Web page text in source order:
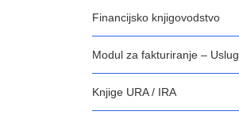
Financijsko knjigovodstvo
Modul za fakturiranje –
Knjige URA / IRA